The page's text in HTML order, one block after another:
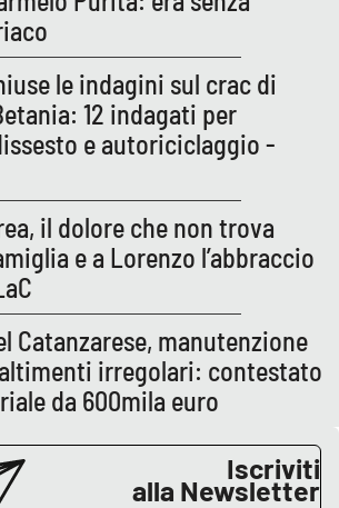
le indagini sul crac di
12 indagati per
e autoriciclaggio -
il dolore che non trova
e a Lorenzo l’abbraccio
Catanzarese, manutenzione
irregolari: contestato
da 600mila euro
Iscriviti
alla Newsletter